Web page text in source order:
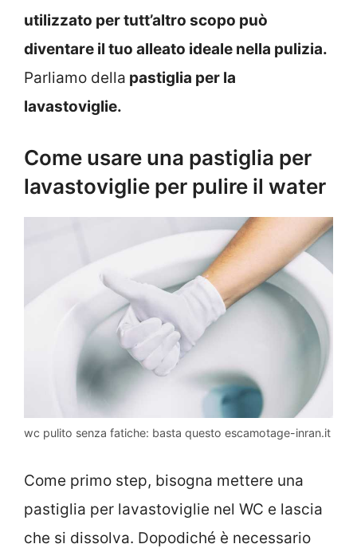
utilizzato per tutt’altro scopo può
diventare il tuo alleato ideale nella pulizia.
Parliamo della pastiglia per la
lavastoviglie.
Come usare una pastiglia per
lavastoviglie per pulire il water
wc pulito senza fatiche: basta questo escamotage-inran.it
Come primo step, bisogna mettere una
pastiglia per lavastoviglie nel WC e lascia
che si dissolva. Dopodiché è necessario